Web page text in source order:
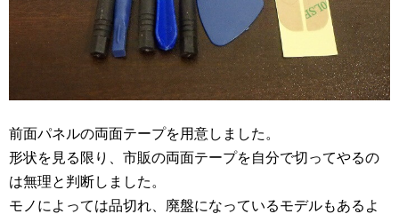
前面パネルの両面テープを用意しました。
形状を見る限り、市販の両面テープを自分で切ってやるの
は無理と判断しました。
モノによっては品切れ、廃盤になっているモデルもあるよ